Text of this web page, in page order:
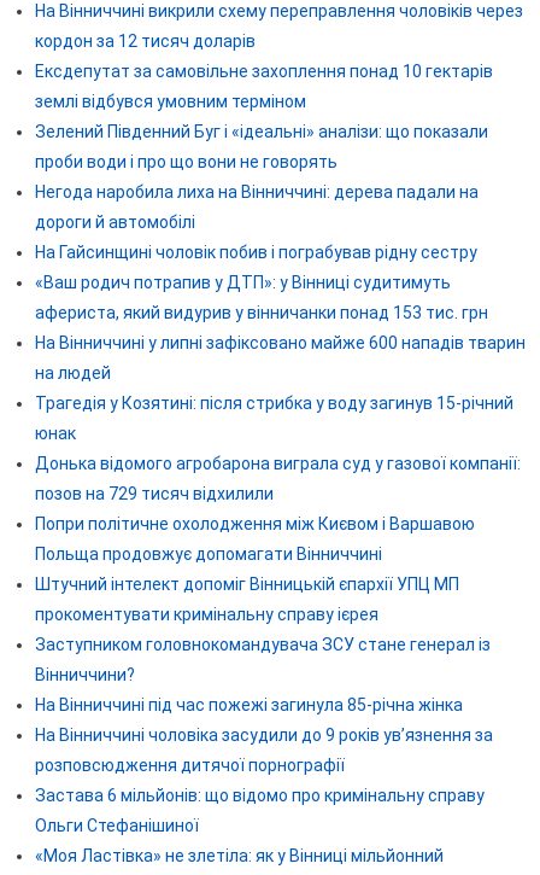
На Вінниччині викрили схему переправлення чоловіків через
кордон за 12 тисяч доларів
Ексдепутат за самовільне захоплення понад 10 гектарів
землі відбувся умовним терміном
Зелений Південний Буг і «ідеальні» аналізи: що показали
проби води і про що вони не говорять
Негода наробила лиха на Вінниччині: дерева падали на
дороги й автомобілі
На Гайсинщині чоловік побив і пограбував рідну сестру
«Ваш родич потрапив у ДТП»: у Вінниці судитимуть
афериста, який видурив у вінничанки понад 153 тис. грн
На Вінниччині у липні зафіксовано майже 600 нападів тварин
на людей
Трагедія у Козятині: після стрибка у воду загинув 15-річний
юнак
Донька відомого агробарона виграла суд у газової компанії:
позов на 729 тисяч відхилили
Попри політичне охолодження між Києвом і Варшавою
Польща продовжує допомагати Вінниччині
Штучний інтелект допоміг Вінницькій єпархії УПЦ МП
прокоментувати кримінальну справу ієрея
Заступником головнокомандувача ЗСУ стане генерал із
Вінниччини?
На Вінниччині під час пожежі загинула 85-річна жінка
На Вінниччині чоловіка засудили до 9 років ув’язнення за
розповсюдження дитячої порнографії
Застава 6 мільйонів: що відомо про кримінальну справу
Ольги Стефанішиної
«Моя Ластівка» не злетіла: як у Вінниці мільйонний